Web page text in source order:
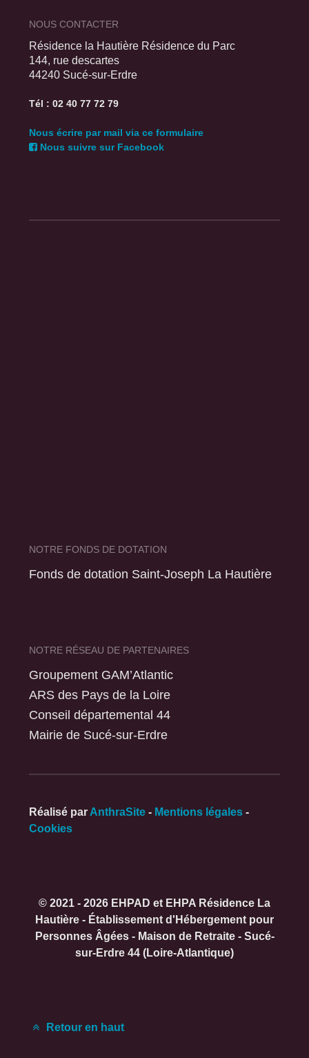
NOUS CONTACTER
Résidence la Hautière Résidence du Parc
144, rue descartes
44240 Sucé-sur-Erdre
Tél : 02 40 77 72 79
Nous écrire par mail via ce formulaire
Nous suivre sur Facebook
NOTRE FONDS DE DOTATION
Fonds de dotation Saint-Joseph La Hautière
NOTRE RÉSEAU DE PARTENAIRES
Groupement GAM’Atlantic
ARS des Pays de la Loire
Conseil départemental 44
Mairie de Sucé-sur-Erdre
Réalisé par AnthraSite - Mentions légales -
Cookies
© 2021 - 2026 EHPAD et EHPA Résidence La
Hautière - Établissement d'Hébergement pour
Personnes Âgées - Maison de Retraite - Sucé-
sur-Erdre 44 (Loire-Atlantique)
Retour en haut